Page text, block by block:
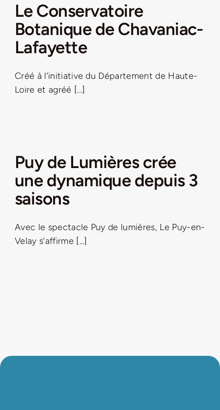
Le Conservatoire
Botanique de Chavaniac-
Lafayette
Créé à l’initiative du Département de Haute-
Loire et agréé [...]
Puy de Lumières crée
une dynamique depuis 3
saisons
Avec le spectacle Puy de lumières, Le Puy-en-
Velay s’affirme [...]